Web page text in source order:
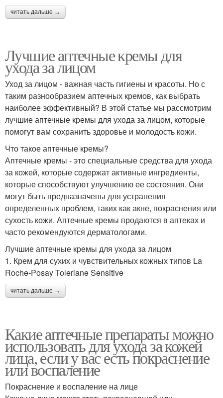
читать дальше →
Лучшие аптечные кремы для
ухода за лицом
Уход за лицом - важная часть гигиены и красоты. Но с
таким разнообразием аптечных кремов, как выбрать
наиболее эффективный? В этой статье мы рассмотрим
лучшие аптечные кремы для ухода за лицом, которые
помогут вам сохранить здоровье и молодость кожи.
Что такое аптечные кремы?
Аптечные кремы - это специальные средства для ухода
за кожей, которые содержат активные ингредиенты,
которые способствуют улучшению ее состояния. Они
могут быть предназначены для устранения
определенных проблем, таких как акне, покраснения или
сухость кожи. Аптечные кремы продаются в аптеках и
часто рекомендуются дерматологами.
Лучшие аптечные кремы для ухода за лицом
1. Крем для сухих и чувствительных кожных типов La
Roche-Posay Toleriane Sensitive
читать дальше →
Какие аптечные препараты можно
использовать для ухода за кожей
лица, если у вас есть покраснение
или воспаление
Покраснение и воспаление на лице